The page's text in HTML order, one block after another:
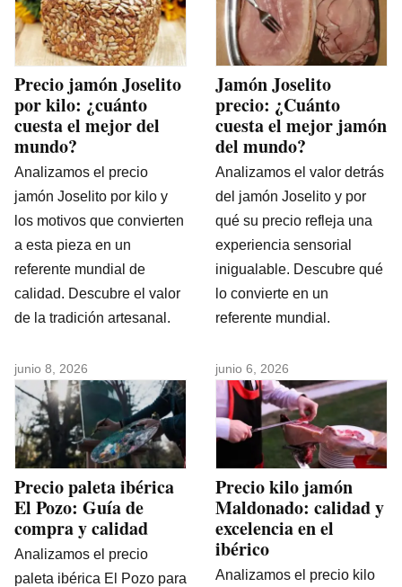
Precio jamón Joselito
por kilo: ¿cuánto
cuesta el mejor del
mundo?
Analizamos el precio
jamón Joselito por kilo y
los motivos que convierten
a esta pieza en un
referente mundial de
calidad. Descubre el valor
de la tradición artesanal.
Jamón Joselito
precio: ¿Cuánto
cuesta el mejor jamón
del mundo?
Analizamos el valor detrás
del jamón Joselito y por
qué su precio refleja una
experiencia sensorial
inigualable. Descubre qué
lo convierte en un
referente mundial.
junio 8, 2026
Precio paleta ibérica
El Pozo: Guía de
compra y calidad
Analizamos el precio
paleta ibérica El Pozo para
junio 6, 2026
Precio kilo jamón
Maldonado: calidad y
excelencia en el
ibérico
Analizamos el precio kilo